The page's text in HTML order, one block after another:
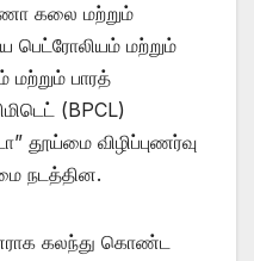
கலை மற்றும்
பெட்ரோலியம் மற்றும்
பாரத்
(BPCL)
தூய்மை விழிப்புணர்வு
நடத்தின.
கலந்து கொண்ட